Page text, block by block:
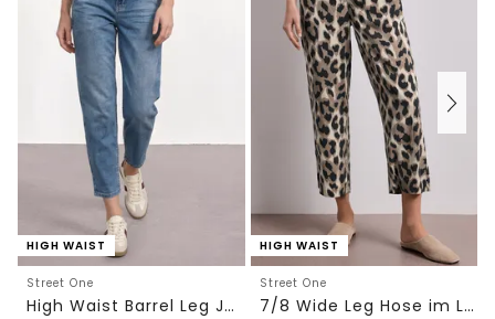
HIGH WAIST
Street One
High Waist Barrel Leg Jeans im Loose Fit
HIGH WAIST
Street One
7/8 Wide Leg Hose im Loose Fit mit Print